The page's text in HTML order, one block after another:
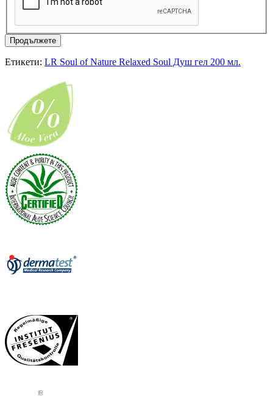
Продължете
Етикети: LR Soul of Nature Relaxed Soul Душ гел 200 мл.